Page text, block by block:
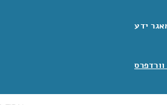
ידע